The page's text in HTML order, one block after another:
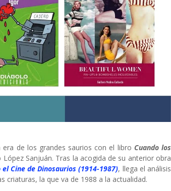
de los grandes saurios con el libro Cuando los
López Sanjuán. Tras la acogida de su anterior obra
Cine de Dinosaurios (1914-1987), llega el análisis
criaturas, la que va de 1988 a la actualidad.